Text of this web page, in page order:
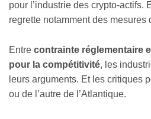
pour l’industrie des crypto-actifs.
regrette notamment des mesures
Entre contrainte réglementaire
pour la compétitivité, les
leurs arguments. Et les critiques
ou de l’autre de l’Atlantique.